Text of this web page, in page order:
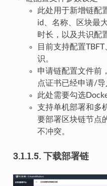
此处用于新增链配
id、名称、区块最
时长，以及共识配
目前支持配置
识。
申请链配置文件前
点证书已经申请/导
此处需要勾选
支持单机部署和多
要部署区块链节点
不冲突。
3.1.1.5. 下载部署链